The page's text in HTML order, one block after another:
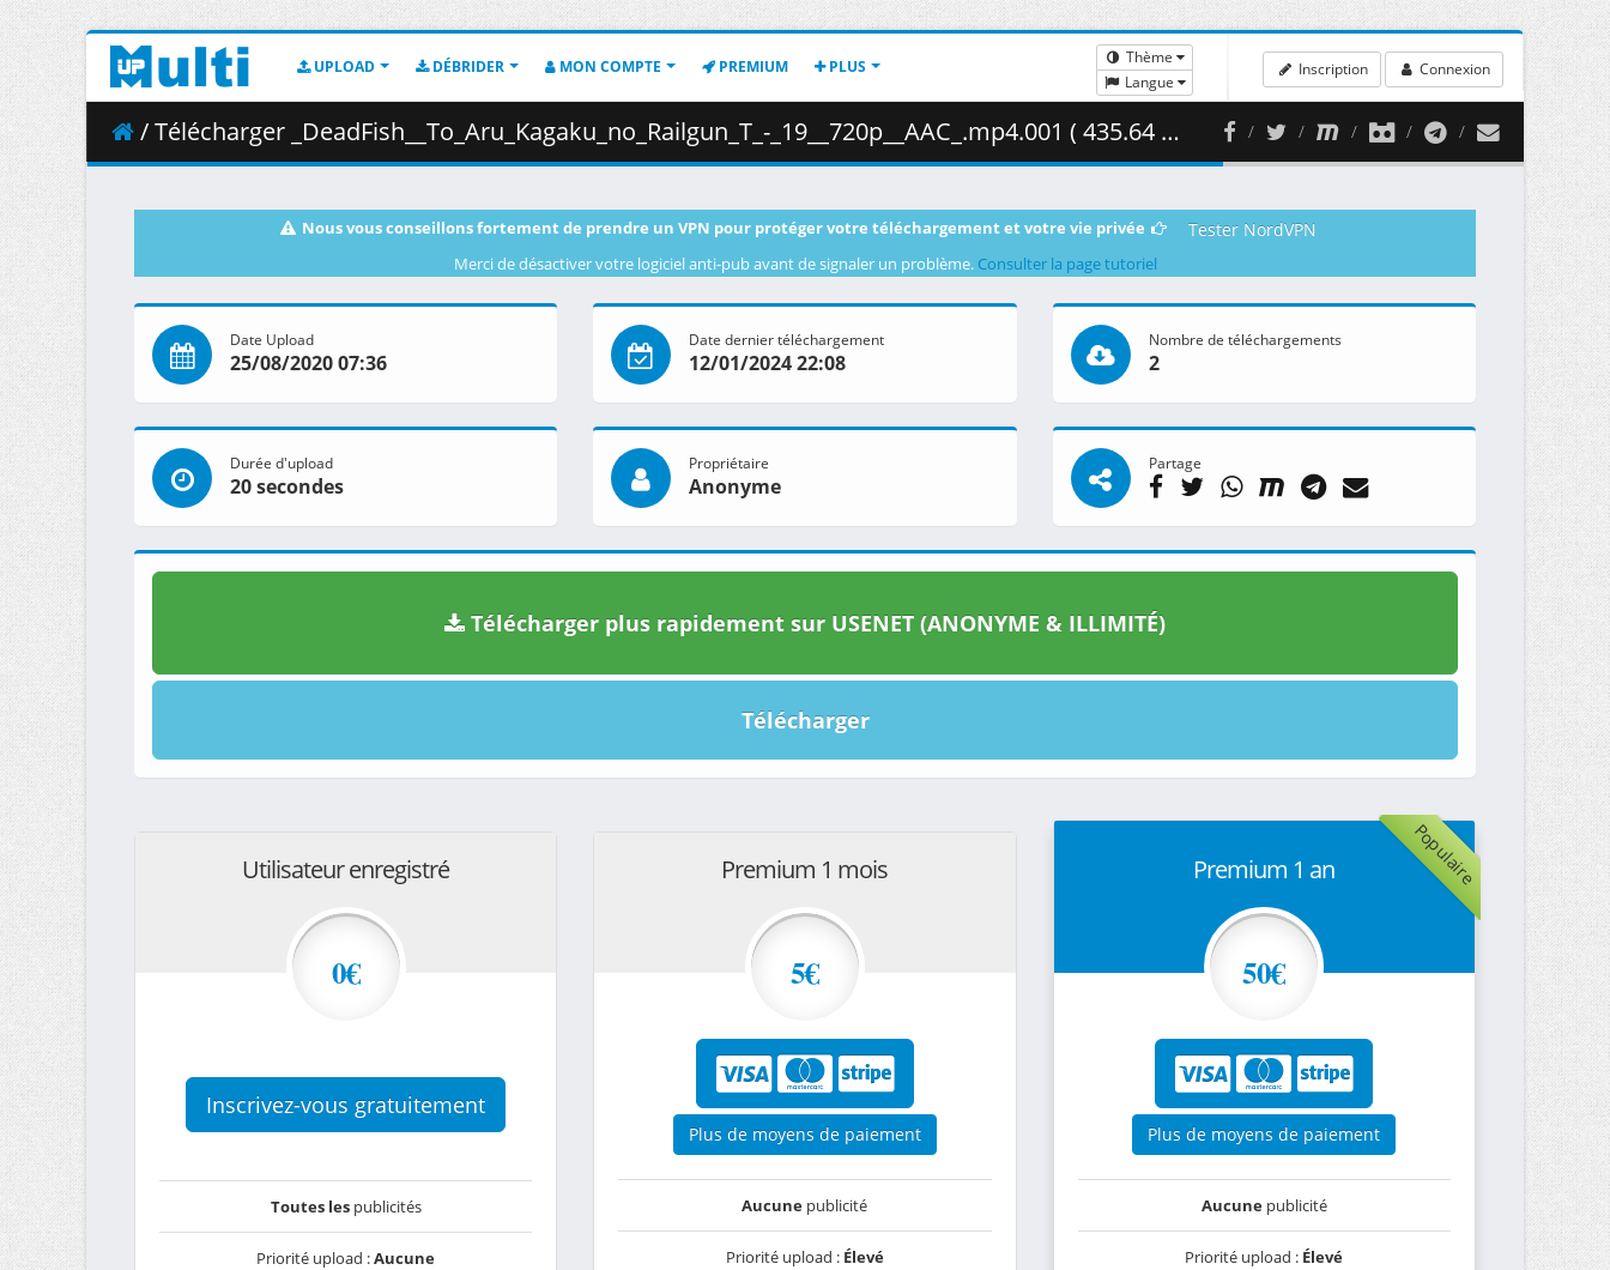
UPLOAD DÉBRIDER MON COMPTE PREMIUM PLUS
Thème
Langue
Inscription Connexion
/ Télécharger _DeadFish__To_Aru_Kagaku_no_Railgun_T_-_19__720p__AAC_.mp4.001 ( 435.64 MB )
Nous vous conseillons fortement de prendre un VPN pour protéger votre téléchargement et votre vie privée Tester NordVPN
Merci de désactiver votre logiciel anti-pub avant de signaler un problème. Consulter la page tutoriel
Date Upload
25/08/2020 07:36
Date dernier téléchargement
12/01/2024 22:08
Nombre de téléchargements
2
Durée d'upload
20 secondes
Propriétaire
Anonyme
Partage
Télécharger plus rapidement sur USENET (ANONYME & ILLIMITÉ)
Télécharger
Utilisateur enregistré
0€
Inscrivez-vous gratuitement
Toutes lespublicités
Priorité upload :Aucune
Premium 1 mois
5€
Plus de moyens de paiement
Aucune publicité
Priorité upload : Élevé
Populaire
Premium 1 an
50€
Plus de moyens de paiement
Aucunepublicité
Priorité upload : Élevé